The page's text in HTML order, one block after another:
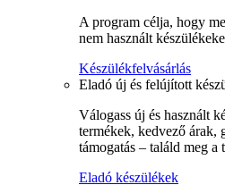
A program célja, hogy
nem használt
Készülékfelvásárlás
Eladó új és felújított
Válogass új és használt
termékek, kedvező árak,
támogatás – találd meg a
Eladó készülékek